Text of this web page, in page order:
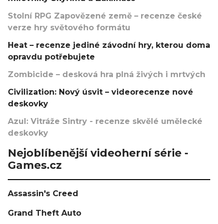
Stolní RPG Zapovězené země – recenze české
verze hry světového formátu
Heat – recenze jediné závodní hry, kterou doma
opravdu potřebujete
Zombicide – desková hra plná živých i mrtvých
Civilization: Nový úsvit – videorecenze nové
deskovky
Azul: Vitráže Sintry - recenze skvělé umělecké
deskovky
Nejoblíbenější videoherní série -
Games.cz
Assassin's Creed
Grand Theft Auto